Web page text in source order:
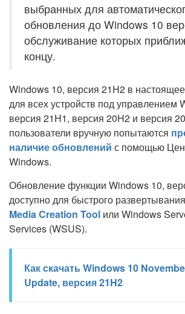
выбранных для
обновления до Windows 10
обслуживание которых
концу.
Windows 10, версия 21H2 в
для всех устройств под управлением
версия 21H1, версия 20H2 и версия
пользователи вручную попытаются
наличие обновлений с помощью
Windows.
Обновление функции Windows 10,
доступно для быстрого
Media Creation Tool или Windows
Services (WSUS).
Как скачать Windows 10
Update, версия 21H2